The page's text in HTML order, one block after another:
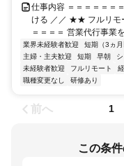
仕事内容 ＝＝＝＝＝＝
ける ／／ ★★ フルリモ
＝＝＝＝ 営業代行事業
業界未経験者歓迎 短期（3ヵ月
主婦・主夫歓迎
短期 早朝
未経験者歓迎
フルリモート
職種変更なし
研修あり
前へ 1
この条